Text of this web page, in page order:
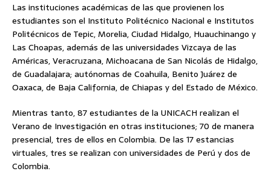
Las instituciones académicas de las que provienen los
estudiantes son el Instituto Politécnico Nacional e Institutos
Politécnicos de Tepic, Morelia, Ciudad Hidalgo, Huauchinango y
Las Choapas, además de las universidades Vizcaya de las
Américas, Veracruzana, Michoacana de San Nicolás de Hidalgo,
de Guadalajara; autónomas de Coahuila, Benito Juárez de
Oaxaca, de Baja California, de Chiapas y del Estado de México.
Mientras tanto, 87 estudiantes de la UNICACH realizan el
Verano de Investigación en otras instituciones; 70 de manera
presencial, tres de ellos en Colombia. De las 17 estancias
virtuales, tres se realizan con universidades de Perú y dos de
Colombia.